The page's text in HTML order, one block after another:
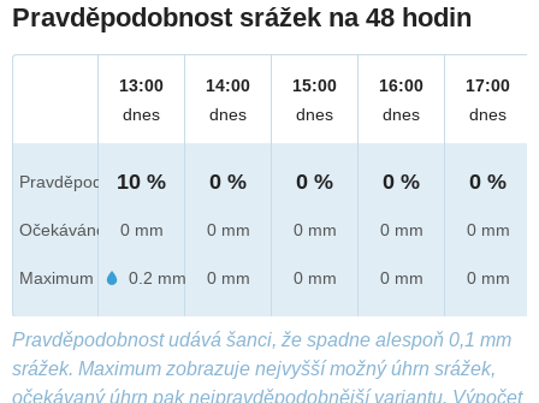
Pravděpodobnost srážek na 48 hodin
Pravděpod.
Očekáváno
Maximum
13:00
dnes
10 %
0 mm
0.2 mm
14:00
dnes
0 %
0 mm
0 mm
15:00
dnes
0 %
0 mm
0 mm
16:00
dnes
0 %
0 mm
0 mm
17:00
dnes
0 %
0 mm
0 mm
Pravděpodobnost udává šanci, že spadne alespoň 0,1 mm
srážek. Maximum zobrazuje nejvyšší možný úhrn srážek,
očekávaný úhrn pak nejpravděpodobnější variantu. Výpočet